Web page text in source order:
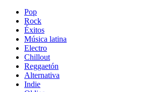
Pop
Rock
Éxitos
Música latina
Electro
Chillout
Reggaetón
Alternativa
Indie